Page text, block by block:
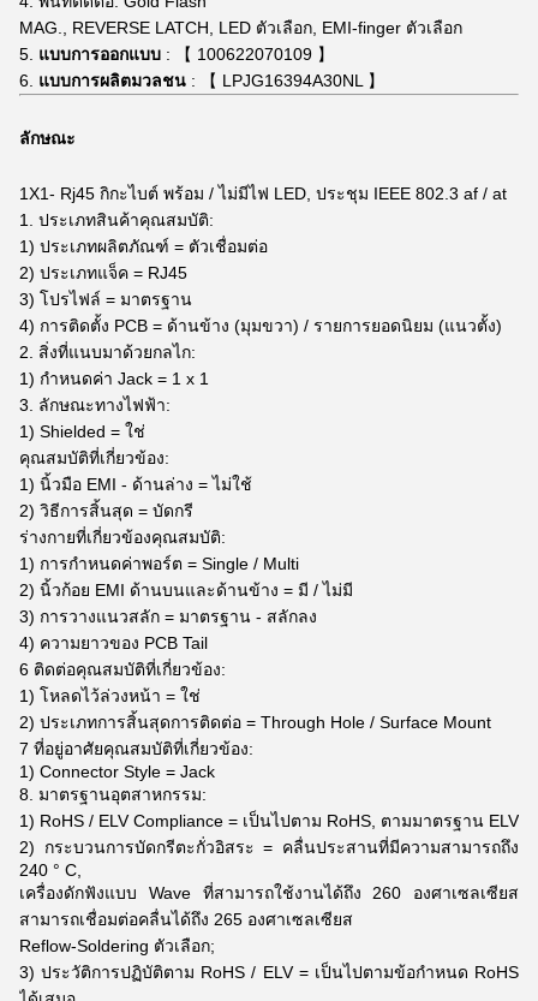
MAG., REVERSE LATCH, LED ตัวเลือก, EMI-finger ตัวเลือก
5. แบบการออกแบบ : 【 100622070109 】
6. แบบการผลิตมวลชน : 【 LPJG16394A30NL 】
ลักษณะ
1X1- Rj45 กิกะไบต์ พร้อม / ไม่มีไฟ LED, ประชุม IEEE 802.3 af / at
1. ประเภทสินค้าคุณสมบัติ:
1) ประเภทผลิตภัณฑ์ = ตัวเชื่อมต่อ
2) ประเภทแจ็ค = RJ45
3) โปรไฟล์ = มาตรฐาน
4) การติดตั้ง PCB = ด้านข้าง (มุมขวา) / รายการยอดนิยม (แนวตั้ง)
2. สิ่งที่แนบมาด้วยกลไก:
1) กำหนดค่า Jack = 1 x 1
3. ลักษณะทางไฟฟ้า:
1) Shielded = ใช่
คุณสมบัติที่เกี่ยวข้อง:
1) นิ้วมือ EMI - ด้านล่าง = ไม่ใช้
2) วิธีการสิ้นสุด = บัดกรี
ร่างกายที่เกี่ยวข้องคุณสมบัติ:
1) การกำหนดค่าพอร์ต = Single / Multi
2) นิ้วก้อย EMI ด้านบนและด้านข้าง = มี / ไม่มี
3) การวางแนวสลัก = มาตรฐาน - สลักลง
4) ความยาวของ PCB Tail
6 ติดต่อคุณสมบัติที่เกี่ยวข้อง:
1) โหลดไว้ล่วงหน้า = ใช่
2) ประเภทการสิ้นสุดการติดต่อ = Through Hole / Surface Mount
7 ที่อยู่อาศัยคุณสมบัติที่เกี่ยวข้อง:
1) Connector Style = Jack
8. มาตรฐานอุตสาหกรรม:
1) RoHS / ELV Compliance = เป็นไปตาม RoHS, ตามมาตรฐาน ELV
2) กระบวนการบัดกรีตะกั่วอิสระ = คลื่นประสานที่มีความสามารถถึง
240 ° C,
เครื่องดักฟังแบบ Wave ที่สามารถใช้งานได้ถึง 260 องศาเซลเซียส
สามารถเชื่อมต่อคลื่นได้ถึง 265 องศาเซลเซียส
Reflow-Soldering ตัวเลือก;
3) ประวัติการปฏิบัติตาม RoHS / ELV = เป็นไปตามข้อกำหนด RoHS